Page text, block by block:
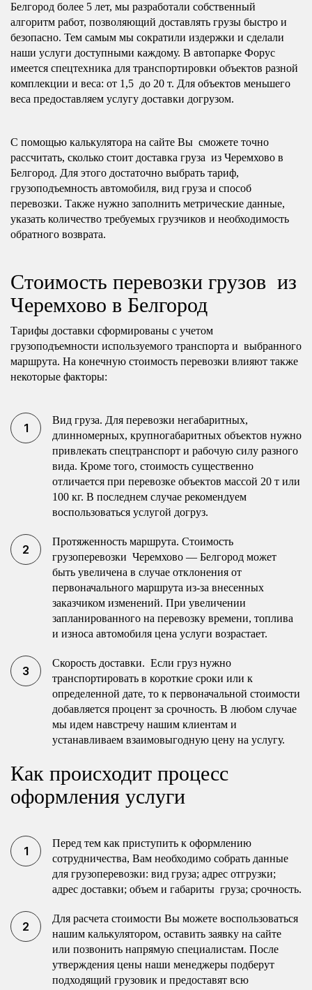
Белгород более 5 лет, мы разработали собственный
алгоритм работ, позволяющий доставлять грузы быстро и
безопасно. Тем самым мы сократили издержки и сделали
наши услуги доступными каждому. В автопарке Форус
имеется спецтехника для транспортировки объектов разной
комплекции и веса: от 1,5 до 20 т. Для объектов меньшего
веса предоставляем услугу доставки догрузом.
С помощью калькулятора на сайте Вы сможете точно
рассчитать, сколько стоит доставка груза из Черемхово в
Белгород. Для этого достаточно выбрать тариф,
грузоподъемность автомобиля, вид груза и способ
перевозки. Также нужно заполнить метрические данные,
указать количество требуемых грузчиков и необходимость
обратного возврата.
Стоимость перевозки грузов из
Черемхово в Белгород
Тарифы доставки сформированы с учетом
грузоподъемности используемого транспорта и выбранного
маршрута. На конечную стоимость перевозки влияют также
некоторые факторы:
Вид груза. Для перевозки негабаритных,
длинномерных, крупногабаритных объектов нужно
привлекать спецтранспорт и рабочую силу разного
вида. Кроме того, стоимость существенно
отличается при перевозке объектов массой 20 т или
100 кг. В последнем случае рекомендуем
воспользоваться услугой догруз.
Протяженность маршрута. Стоимость
грузоперевозки Черемхово — Белгород может
быть увеличена в случае отклонения от
первоначального маршрута из-за внесенных
заказчиком изменений. При увеличении
запланированного на перевозку времени, топлива
и износа автомобиля цена услуги возрастает.
Скорость доставки. Если груз нужно
транспортировать в короткие сроки или к
определенной дате, то к первоначальной стоимости
добавляется процент за срочность. В любом случае
мы идем навстречу нашим клиентам и
устанавливаем взаимовыгодную цену на услугу.
Как происходит процесс
оформления услуги
Перед тем как приступить к оформлению
сотрудничества, Вам необходимо собрать данные
для грузоперевозки: вид груза; адрес отгрузки;
адрес доставки; объем и габариты груза; срочность.
Для расчета стоимости Вы можете воспользоваться
нашим калькулятором, оставить заявку на сайте
или позвонить напрямую специалистам. После
утверждения цены наши менеджеры подберут
подходящий грузовик и предоставят всю